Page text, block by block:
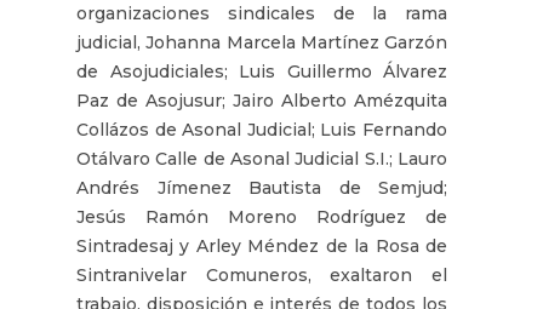
organizaciones sindicales de la rama
judicial, Johanna Marcela Martínez Garzón
de Asojudiciales; Luis Guillermo Álvarez
Paz de Asojusur; Jairo Alberto Amézquita
Collázos de Asonal Judicial; Luis Fernando
Otálvaro Calle de Asonal Judicial S.I.; Lauro
Andrés Jímenez Bautista de Semjud;
Jesús Ramón Moreno Rodríguez de
Sintradesaj y Arley Méndez de la Rosa de
Sintranivelar Comuneros, exaltaron el
trabajo, disposición e interés de todos los